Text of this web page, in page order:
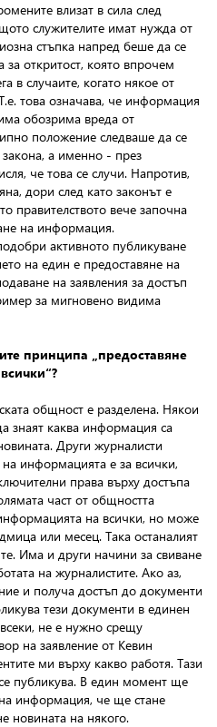
влизат в сила след
служителите имат нужда от
стъпка напред беше да се
откритост, която впрочем
в случаите, когато някое от
това означава, че информация
обозрима вреда от
положение следваше да се
а именно - през
че това се случи. Напротив,
дори след като законът е
правителството вече започна
на информация.
активното публикуване
на един е предоставяне на
на заявления за достъп
за мигновено видима
принципа „предоставяне
общност е разделена. Някои
знаят каква информация са
Други журналисти
информацията е за всички,
права върху достъпа
част от общността
на всички, но може
или месец. Така останалият
Има и други начини за свиване
на журналистите. Ако аз,
и получа достъп до документи
тези документи в единен
не е нужно срещу
на заявление от Кевин
ми върху какво работя. Тази
публикува. В един момент ще
информация, че ще стане
новината на някого.